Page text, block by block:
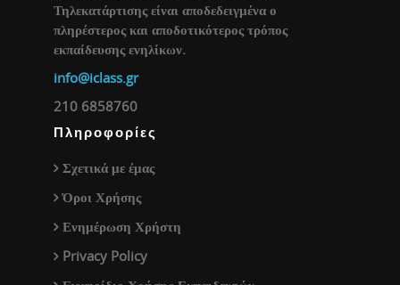
Τηλεκατάρτισης είναι αποδεδειγμένα ο
πληρέστερος και αποδοτικότερος τρόπος
εκπαίδευσης ενηλίκων.
info@iclass.gr
210 6858760
Πληροφορίες
Σχετικά με έμας
Όροι Χρήσης
Ενημέρωση Χρήστη
Privacy Policy